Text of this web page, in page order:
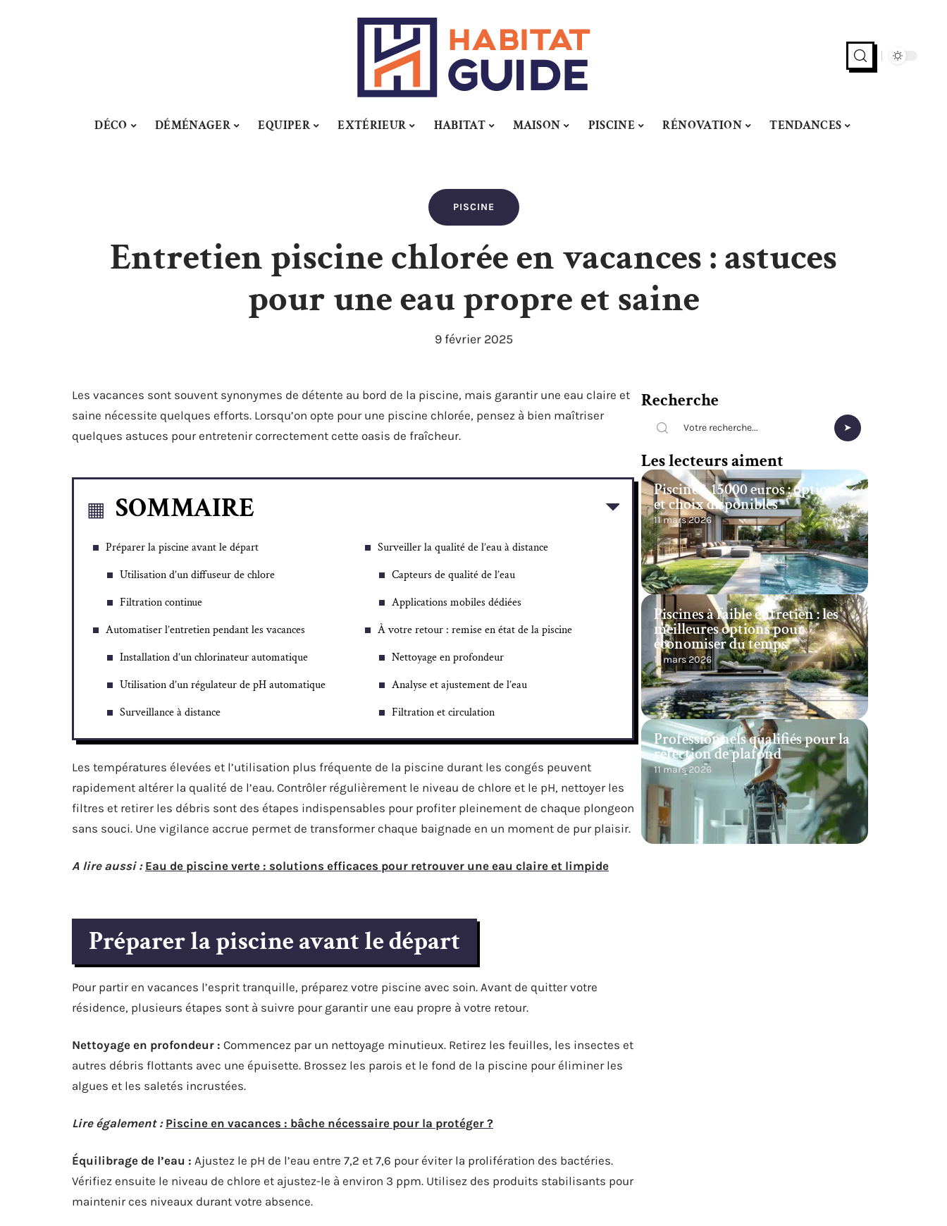
DÉCO DÉMÉNAGER EQUIPER EXTÉRIEUR HABITAT MAISON PISCINE RÉNOVATION TENDANCES
PISCINE
Entretien piscine chlorée en vacances : astuces
pour une eau propre et saine
9 février 2025
Les vacances sont souvent synonymes de détente au bord de la piscine, mais garantir une eau claire et
saine nécessite quelques efforts. Lorsqu’on opte pour une piscine chlorée, pensez à bien maîtriser
quelques astuces pour entretenir correctement cette oasis de fraîcheur.
SOMMAIRE
Préparer la piscine avant le départ
Utilisation d’un diffuseur de chlore
Filtration continue
Automatiser l’entretien pendant les vacances
Installation d’un chlorinateur automatique
Utilisation d’un régulateur de pH automatique
Surveillance à distance
Surveiller la qualité de l’eau à distance
Capteurs de qualité de l’eau
Applications mobiles dédiées
À votre retour : remise en état de la piscine
Nettoyage en profondeur
Analyse et ajustement de l’eau
Filtration et circulation
Les températures élevées et l’utilisation plus fréquente de la piscine durant les congés peuvent
rapidement altérer la qualité de l’eau. Contrôler régulièrement le niveau de chlore et le pH, nettoyer les
filtres et retirer les débris sont des étapes indispensables pour profiter pleinement de chaque plongeon
sans souci. Une vigilance accrue permet de transformer chaque baignade en un moment de pur plaisir.
A lire aussi : Eau de piscine verte : solutions efficaces pour retrouver une eau claire et limpide
Préparer la piscine avant le départ
Pour partir en vacances l’esprit tranquille, préparez votre piscine avec soin. Avant de quitter votre
résidence, plusieurs étapes sont à suivre pour garantir une eau propre à votre retour.
Nettoyage en profondeur : Commencez par un nettoyage minutieux. Retirez les feuilles, les insectes et
autres débris flottants avec une épuisette. Brossez les parois et le fond de la piscine pour éliminer les
algues et les saletés incrustées.
Lire également : Piscine en vacances : bâche nécessaire pour la protéger ?
Équilibrage de l’eau : Ajustez le pH de l’eau entre 7,2 et 7,6 pour éviter la prolifération des bactéries.
Vérifiez ensuite le niveau de chlore et ajustez-le à environ 3 ppm. Utilisez des produits stabilisants pour
maintenir ces niveaux durant votre absence.
Recherche
Les lecteurs aiment
Piscine à 15000 euros : options
et choix disponibles
11 mars 2026
Piscines à faible entretien : les
meilleures options pour
économiser du temps
11 mars 2026
Professionnels qualifiés pour la
réfection de plafond
11 mars 2026